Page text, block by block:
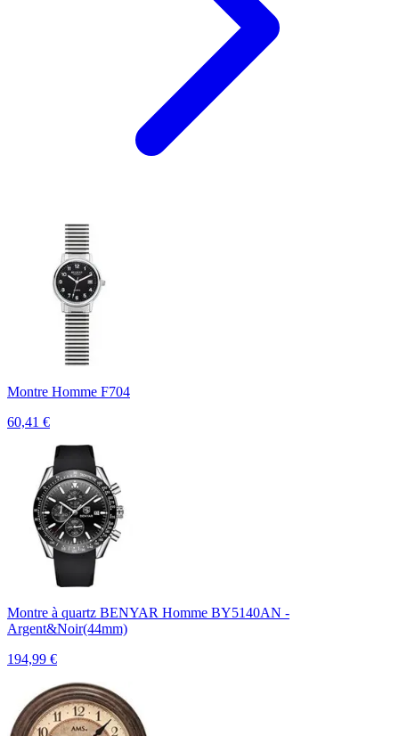
Montre Homme F704
60,41 €
Montre à quartz BENYAR Homme BY5140AN -
Argent&Noir(44mm)
194,99 €